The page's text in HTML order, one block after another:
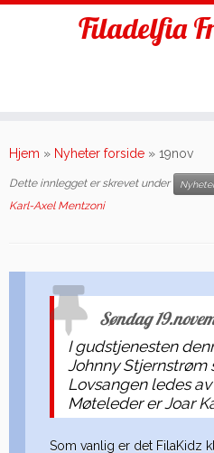
to
Filadelfia
Hjem » Nyheter forside » 19nov
Dette innlegget er skrevet under
Karl-Axel Mentzoni
Søndag
I gudstjenesten
Johnny Stjernstrøm
Lovsangen ledes
Møteleder er Joar
Som vanlig er det FilaKidz